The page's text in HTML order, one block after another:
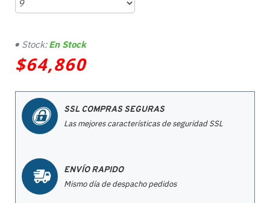
$64,860
Stock: En Stock
SSL COMPRAS SEGURAS
Las mejores características de seguridad SSL
ENVÍO RAPIDO
Mismo día de despacho pedidos